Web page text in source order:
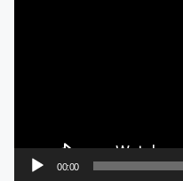
00:00